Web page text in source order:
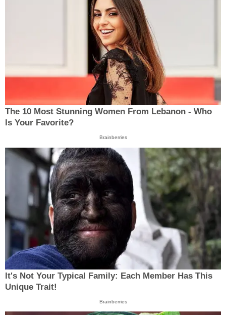
The 10 Most Stunning Women From Lebanon - Who
Is Your Favorite?
Brainberries
It's Not Your Typical Family: Each Member Has This
Unique Trait!
Brainberries